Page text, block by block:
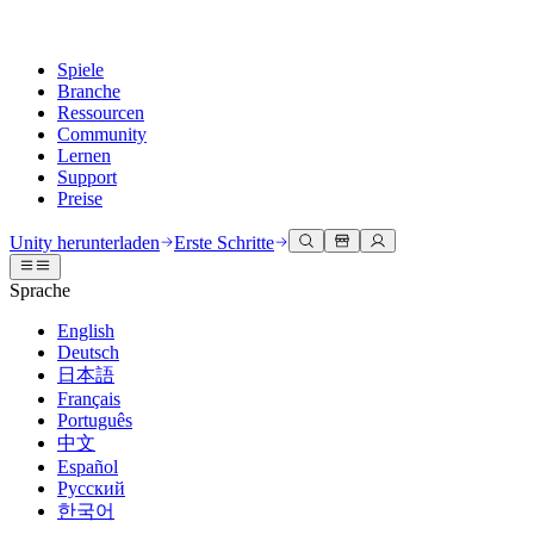
Spiele
Branche
Ressourcen
Community
Lernen
Support
Preise
Unity Engine
Erstellen Sie 2D- und 3D-Spiele für jede Plattform
Zusammenarbeit
Schnell mit Ihrem Team zusammenarbeiten und iterieren
Unity herunterladen
Abonnements und Preise
Bereitstellen
Multiplattform
3D-Zusammenarbeit
Erstellen und überprüfen Sie 3D-Projekte in Echtzeit
Immersive Schulung
In immersiven Umgebungen trainieren
Kundenerlebnisse
Interaktive 3D-Erlebnisse erstellen
Branchen
Fertigung
Dokumentation
Entwicklertools
Versionsfreigaben und Fehlerverfolgung
Roadmap
Bevorstehende Funktionen überprüfen
Glossar
Diskussionen
Veranstaltungen
Globale und lokale Veranstaltungen
Gemeinschaftsgeschichten
Made with Unity
Präsentation von Unity-Schöpfern
Unity Learn
Meistern Sie Unity-Fähigkeiten kostenlos
Professionelles Training
Verbessern Sie Ihr Team mit Unity-Trainern
Neu bei Unity
Erste Schritte
Beginnen Sie noch heute mit dem Lernen
Unity Essential Pathways
Hilfe erhalten
Wir helfen Ihnen, mit Unity erfolgreich zu sein
Erfolgspläne
Erreichen Sie Ihre Ziele schneller mit Expertenunterstützung
FAQ
Antworten auf häufige Fragen
Kontakt aufnehmen
Verbinden Sie sich mit unserem Team
Unity herunterladen Erste Schritte
Sprache
English
Deutsch
日本語
Français
Português
中文
Español
Русский
한국어